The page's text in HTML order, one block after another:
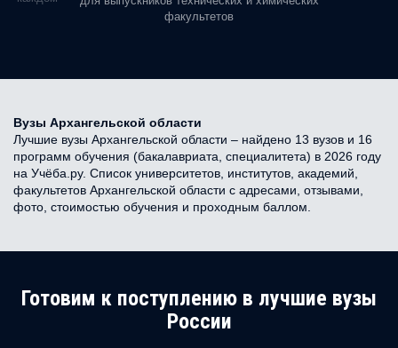
факультетов
Вузы Архангельской области
Лучшие вузы Архангельской области – найдено 13 вузов и 16
программ обучения (бакалавриата, специалитета) в 2026 году
на Учёба.ру. Список университетов, институтов, академий,
факультетов Архангельской области с адресами, отзывами,
фото, стоимостью обучения и проходным баллом.
Готовим к поступлению в лучшие вузы
России